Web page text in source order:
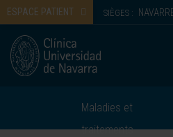
ESPACE PATIENT SIÈGES :
Maladies et
traitements